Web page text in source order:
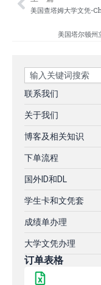
Prev
美国‌查塔姆大学文凭-
美国塔尔顿
Search
联系我们
关于我们
博客及相关知识
下单流程
国外ID和DL
学生卡和文凭套
成绩单办理
大学文凭办理
订单表格